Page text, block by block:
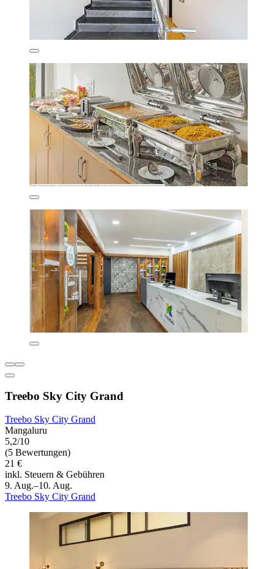
Treebo Sky City Grand
Treebo Sky City Grand
Mangaluru
5,2/10
(5 Bewertungen)
21 €
inkl. Steuern & Gebühren
9. Aug.–10. Aug.
Treebo Sky City Grand